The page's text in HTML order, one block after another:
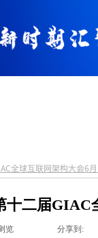
全球互联网架构大会6
十二届
览 分享到: